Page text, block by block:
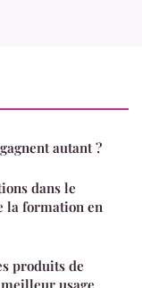
autant ?
dans le
la formation en
produits de
usage